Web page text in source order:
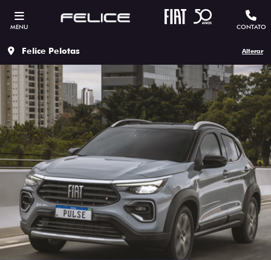
MENU CONTATO
Felice Pelotas Alterar